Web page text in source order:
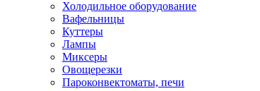
Холодильное оборудование
Вафельницы
Куттеры
Лампы
Миксеры
Овощерезки
Пароконвектоматы, печи